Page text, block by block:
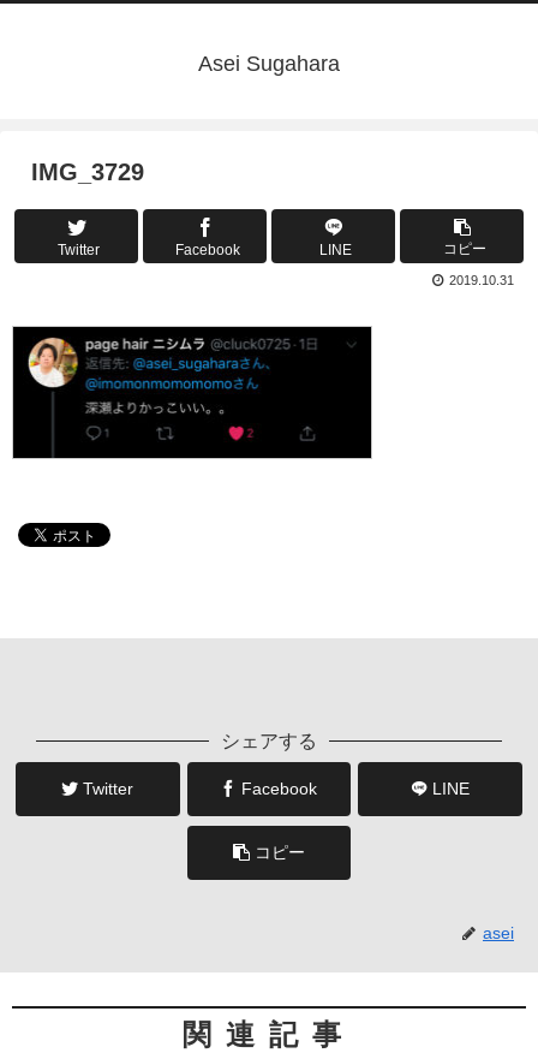
Asei Sugahara
IMG_3729
Twitter Facebook LINE コピー
2019.10.31
シェアする
Twitter Facebook LINE
コピー
asei
関連記事